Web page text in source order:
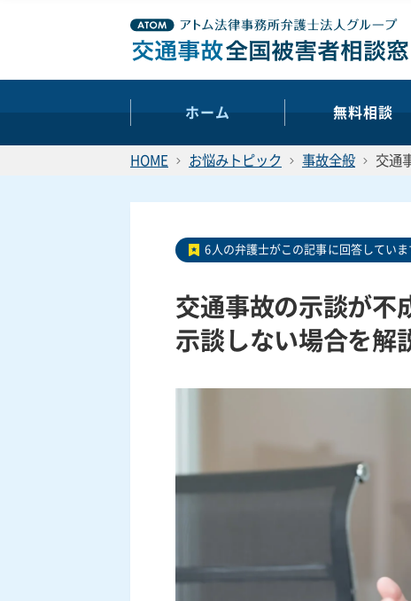
ホーム 無料相談
HOME お悩みトピック 事故全般 交通
6人の弁護士がこの記事に回答していま
交通事故の示談が不
示談しない場合を解